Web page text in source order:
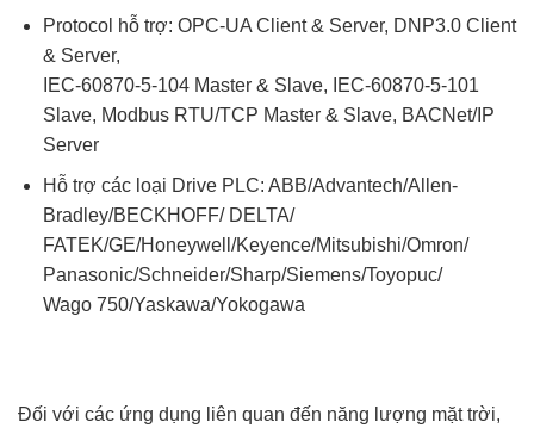
Protocol hỗ trợ: OPC-UA Client & Server, DNP3.0 Client
& Server,
IEC-60870-5-104 Master & Slave, IEC-60870-5-101
Slave, Modbus RTU/TCP Master & Slave, BACNet/IP
Server
Hỗ trợ các loại Drive PLC: ABB/Advantech/Allen-
Bradley/BECKHOFF/ DELTA/
FATEK/GE/Honeywell/Keyence/Mitsubishi/Omron/
Panasonic/Schneider/Sharp/Siemens/Toyopuc/
Wago 750/Yaskawa/Yokogawa
Đối với các ứng dụng liên quan đến năng lượng mặt trời,